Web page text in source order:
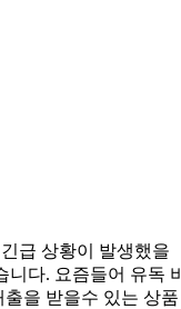
급 상황이 발생했을
다. 요즘들어 유독 비
을 받을수 있는 상품